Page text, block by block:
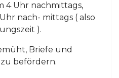
4 Uhr nachmittags,
nach- mittags ( also
).
Briefe und
zu befördern.